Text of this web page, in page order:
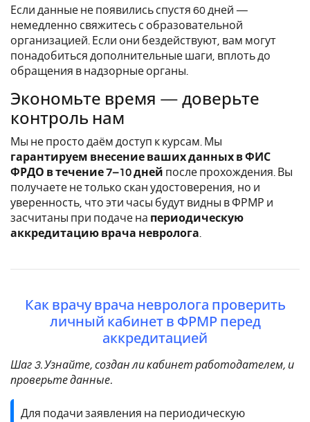
Если данные не появились спустя 60 дней —
немедленно свяжитесь с образовательной
организацией. Если они бездействуют, вам могут
понадобиться дополнительные шаги, вплоть до
обращения в надзорные органы.
Экономьте время — доверьте
контроль нам
Мы не просто даём доступ к курсам. Мы
гарантируем внесение ваших данных в ФИС
ФРДО в течение 7–10 дней после прохождения. Вы
получаете не только скан удостоверения, но и
уверенность, что эти часы будут видны в ФРМР и
засчитаны при подаче на периодическую
аккредитацию врача невролога
Как врачу врача невролога проверить
личный кабинет в ФРМР перед
аккредитацией
Шаг 3. Узнайте, создан ли кабинет работодателем, и
проверьте данные.
Для подачи заявления на периодическую